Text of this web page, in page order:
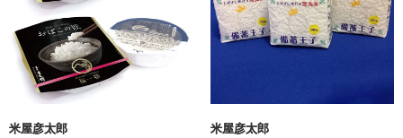
米屋彦太郎
米屋彦太郎